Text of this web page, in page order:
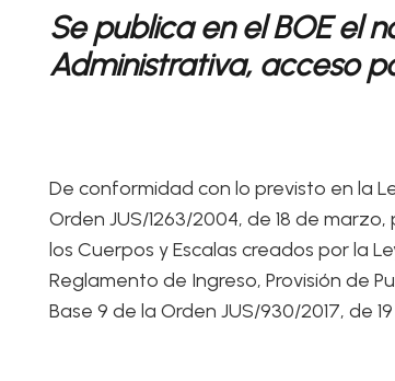
Se publica en el BOE el
Administrativa, acceso
De conformidad con lo previsto en la
Orden JUS/1263/2004, de 18 de
los Cuerpos y Escalas creados por la
Reglamento de Ingreso, Provisión de
Base 9 de la Orden JUS/930/2017, de